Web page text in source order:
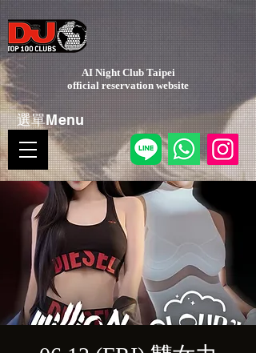
AI Night Club Taipei
​official reservation website
選單Menu